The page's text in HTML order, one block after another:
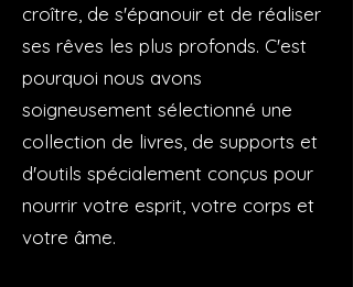
croître, de s'épanouir et de réaliser
ses rêves les plus profonds. C'est
pourquoi nous avons
soigneusement sélectionné une
collection de livres, de supports et
d'outils spécialement conçus pour
nourrir votre esprit, votre corps et
votre âme.